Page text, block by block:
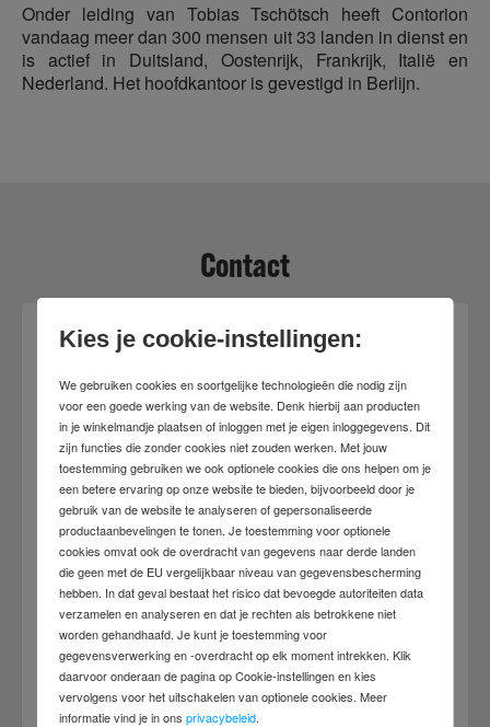
Onder leiding van Tobias Tschötsch heeft Contorion
vandaag meer dan 300 mensen uit 33 landen in dienst en
is actief in Duitsland, Oostenrijk, Frankrijk, Italië en
Nederland. Het hoofdkantoor is gevestigd in Berlijn.
Contact
Pers
Contorion Netherlands B.V.
Floris van Adrichemkade 14
Kies je cookie-instellingen:
We gebruiken cookies en soortgelijke technologieën die nodig zijn
voor een goede werking van de website. Denk hierbij aan producten
in je winkelmandje plaatsen of inloggen met je eigen inloggegevens. Dit
zijn functies die zonder cookies niet zouden werken. Met jouw
toestemming gebruiken we ook optionele cookies die ons helpen om je
een betere ervaring op onze website te bieden, bijvoorbeeld door je
gebruik van de website te analyseren of gepersonaliseerde
productaanbevelingen te tonen. Je toestemming voor optionele
cookies omvat ook de overdracht van gegevens naar derde landen
die geen met de EU vergelijkbaar niveau van gegevensbescherming
hebben. In dat geval bestaat het risico dat bevoegde autoriteiten data
verzamelen en analyseren en dat je rechten als betrokkene niet
worden gehandhaafd. Je kunt je toestemming voor
gegevensverwerking en -overdracht op elk moment intrekken. Klik
daarvoor onderaan de pagina op Cookie-instellingen en kies
vervolgens voor het uitschakelen van optionele cookies. Meer
informatie vind je in ons privacybeleid.